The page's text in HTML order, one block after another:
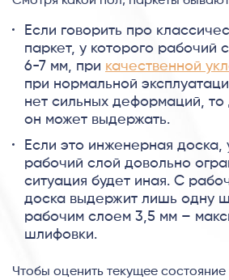
Если говорить про
паркет, у которого рабочий
6-7 мм, при качественной
при нормальной
нет сильных деформаций,
он может выдержать.
Если это инженерная доска,
рабочий слой довольно
ситуация будет иная. С
доска выдержит лишь одну
рабочим слоем 3,5 мм –
шлифовки.
Чтобы оценить текущее состояние